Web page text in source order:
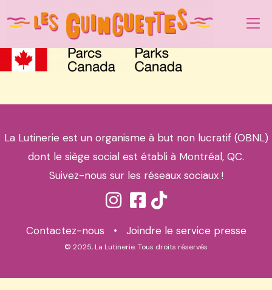
La Lutinerie est un organisme à but non lucratif (OBNL)
dont le siège social est établi à Montréal, QC.
Suivez-nous sur les réseaux sociaux !
Contactez-nous • Joindre le service presse
© 2025, La Lutinerie. Tous droits réservés